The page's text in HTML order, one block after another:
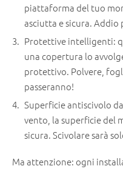
piattaforma del tuo
asciutta e sicura.
Protettive intelligenti:
una copertura lo
protettivo. Polvere,
passeranno!
Superficie antiscivolo
vento, la superficie del
sicura. Scivolare sarà
Ma attenzione: ogni